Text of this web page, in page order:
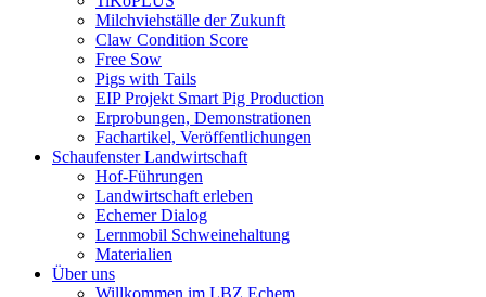
Milchviehställe der Zukunft
Claw Condition Score
Free Sow
Pigs with Tails
EIP Projekt Smart Pig Production
Erprobungen, Demonstrationen
Fachartikel, Veröffentlichungen
Schaufenster Landwirtschaft
Hof-Führungen
Landwirtschaft erleben
Echemer Dialog
Lernmobil Schweinehaltung
Materialien
Über uns